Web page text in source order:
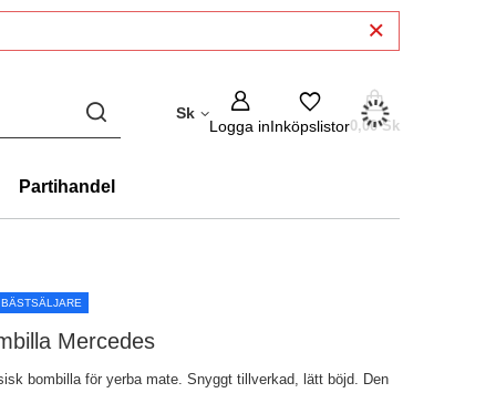
Sk
Logga inInköpslistor0,00 Sk
Partihandel
Mercedes
bombilla för yerba mate. Snyggt tillverkad, lätt böjd. Den